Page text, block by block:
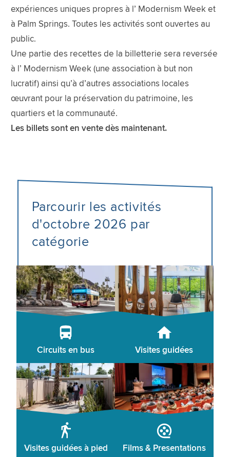
expériences uniques propres à l’ Modernism Week et
à Palm Springs. Toutes les activités sont ouvertes au
public.
Une partie des recettes de la billetterie sera reversée
à l’ Modernism Week (une association à but non
lucratif) ainsi qu’à d’autres associations locales
œuvrant pour la préservation du patrimoine, les
quartiers et la communauté.
Les billets sont en vente dès maintenant.
Parcourir les activités
d'octobre 2026 par
catégorie
Circuits en bus Visites guidées
Visites guidées à pied Films & Presentations